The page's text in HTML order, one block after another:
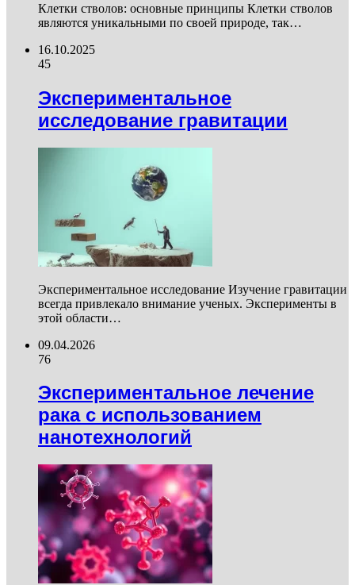
Клетки стволов: основные принципы Клетки стволов
являются уникальными по своей природе, так…
16.10.2025
45
Экспериментальное
исследование гравитации
Экспериментальное исследование Изучение гравитации
всегда привлекало внимание ученых. Эксперименты в
этой области…
09.04.2026
76
Экспериментальное лечение
рака с использованием
нанотехнологий